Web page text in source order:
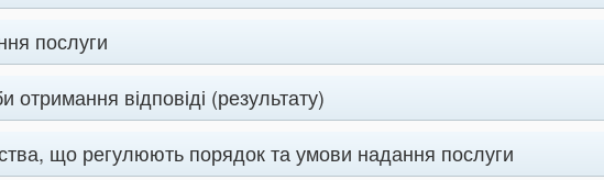
послуги
отримання відповіді (результату)
що регулюють порядок та умови надання послуги